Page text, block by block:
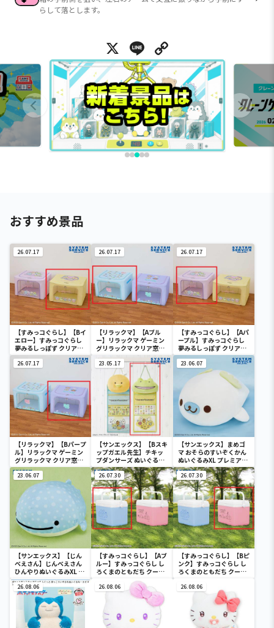
らして落とします。
X Line
おすすめ景品
26.07.17
【すみっコぐらし】【Bイ
エロー】すみっコぐらし
夢みるしっぽず クリア窓
付き収納ボックス
26.07.17
【リラックマ】【Aブル
ー】リラックマ ゲーミン
グリラックマ クリア窓付
き収納ボックス
26.07.17
【すみっコぐらし】【Aパ
ープル】すみっコぐらし
夢みるしっぽず クリア窓
付き収納ボックス
26.07.17
【リラックマ】【Bパープ
ル】リラックマ ゲーミン
グリラックマ クリア窓付
き収納ボックス
23.05.17
【サンエックス】【Bスキ
ップガエル先生】チキッ
プダンサーズ ぬいぐるみ
ウォールポケット
23.06.07
【サンエックス】まめゴ
マ おそらのすいぞくかん
ぬいぐるみXL プレミアム
まめゴマ
23.06.07
【サンエックス】【じん
べえさん】じんべえさん
ひんやりぬいぐるみXL プ
レミアム Part3
26.07.30
【すみっコぐらし】【Aブ
ルー】すみっコぐらし し
ろくまのともだち クーラ
26.07.30
【すみっコぐらし】【Bピ
ンク】すみっコぐらし し
ろくまのともだち クーラ
26.08.06 26.08.06 26.08.06